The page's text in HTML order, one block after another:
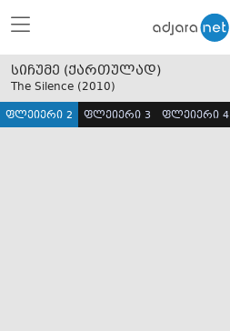
სიჩუმე (ქართულად)
The Silence (2010)
ფლეიერი 2 ფლეიერი 3 ფლეიერი 4